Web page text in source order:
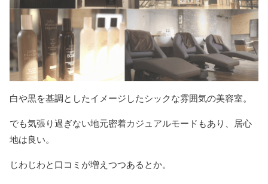
白や黒を基調としたイメージしたシックな雰囲気の美容室。
でも気張り過ぎない地元密着カジュアルモードもあり、居心
地は良い。
じわじわと口コミが増えつつあるとか。